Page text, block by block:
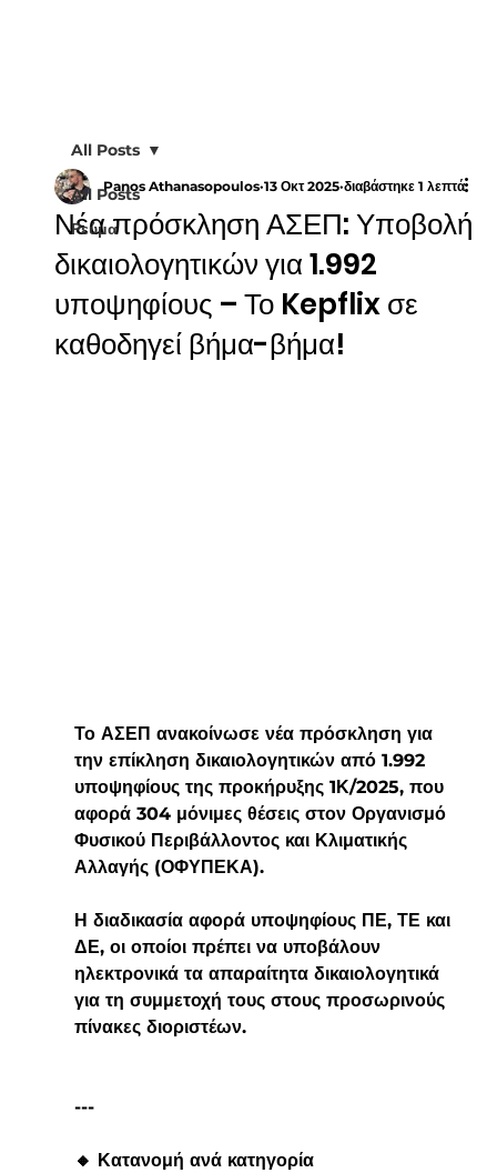
All Posts
Ρεύμα
All Posts
Νέα πρόσκληση ΑΣΕΠ: Υποβολή
δικαιολογητικών για 1.992
υποψηφίους – Το Kepflix σε
καθοδηγεί βήμα-βήμα!
Panos Athanasopoulos 13 Οκτ 2025 διαβάστηκε 1 λεπτά
Το ΑΣΕΠ ανακοίνωσε νέα πρόσκληση για
την επίκληση δικαιολογητικών από 1.992
υποψηφίους της προκήρυξης 1Κ/2025, που
αφορά 304 μόνιμες θέσεις στον Οργανισμό
Φυσικού Περιβάλλοντος και Κλιματικής
Αλλαγής (ΟΦΥΠΕΚΑ).
Η διαδικασία αφορά υποψηφίους ΠΕ, ΤΕ και
ΔΕ, οι οποίοι πρέπει να υποβάλουν
ηλεκτρονικά τα απαραίτητα δικαιολογητικά
για τη συμμετοχή τους στους προσωρινούς
πίνακες διοριστέων.
---
🔸 Κατανομή ανά κατηγορία